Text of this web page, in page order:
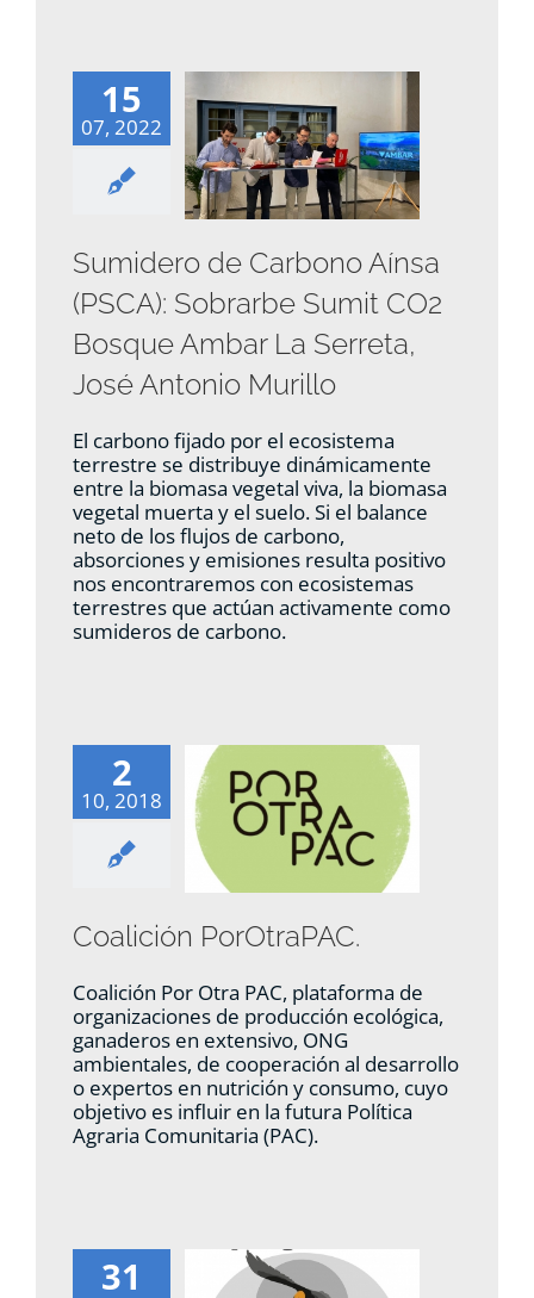
15
07, 2022
Sumidero de Carbono Aínsa
(PSCA): Sobrarbe Sumit CO2
Bosque Ambar La Serreta,
José Antonio Murillo
El carbono fijado por el ecosistema
terrestre se distribuye dinámicamente
entre la biomasa vegetal viva, la biomasa
vegetal muerta y el suelo. Si el balance
neto de los flujos de carbono,
absorciones y emisiones resulta positivo
nos encontraremos con ecosistemas
terrestres que actúan activamente como
sumideros de carbono.
2
10, 2018
Coalición PorOtraPAC.
Coalición Por Otra PAC, plataforma de
organizaciones de producción ecológica,
ganaderos en extensivo, ONG
ambientales, de cooperación al desarrollo
o expertos en nutrición y consumo, cuyo
objetivo es influir en la futura Política
Agraria Comunitaria (PAC).
31